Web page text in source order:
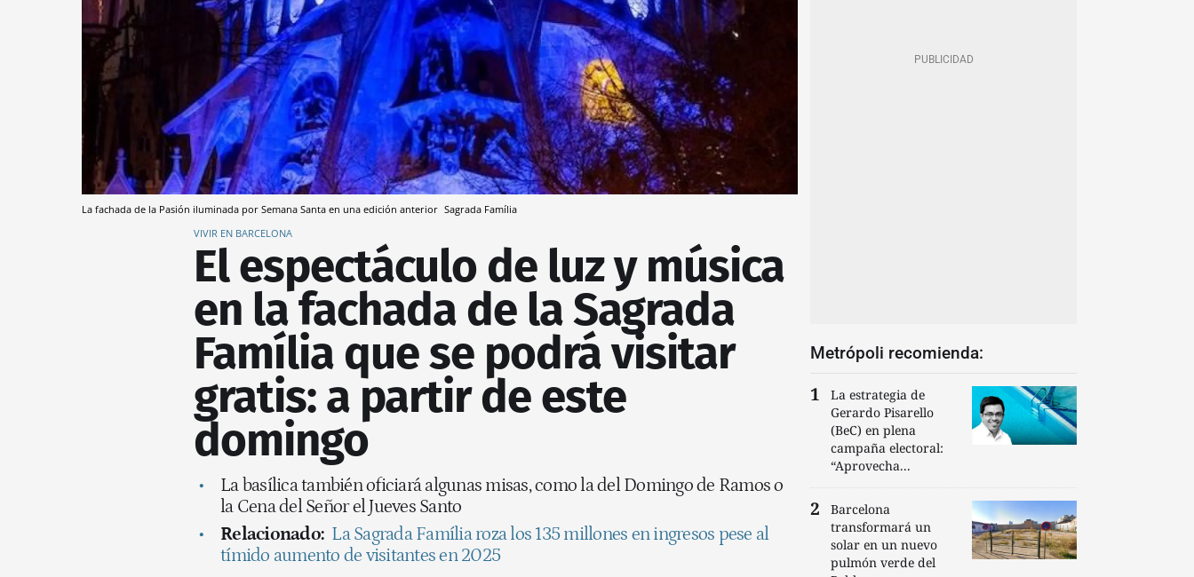
La fachada de la Pasión iluminada por Semana Santa en una edición anterior Sagrada Família
VIVIR EN BARCELONA
El espectáculo de luz y música
en la fachada de la Sagrada
Família que se podrá visitar
gratis: a partir de este
domingo
La basílica también oficiará algunas misas, como la del Domingo de Ramos o
la Cena del Señor el Jueves Santo
Relacionado: La Sagrada Família roza los 135 millones en ingresos pese al
tímido aumento de visitantes en 2025
Metrópoli recomienda:
La estrategia de
Gerardo Pisarello
(BeC) en plena
campaña electoral:
“Aprovecha...
Barcelona
transformará un
solar en un nuevo
pulmón verde del